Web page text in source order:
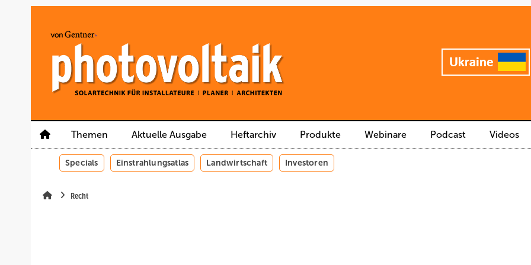
Themen Aktuelle Ausgabe Heftarchiv Produkte Webinare Podcast Videos
Specials Einstrahlungsatlas Landwirtschaft Investoren
Recht